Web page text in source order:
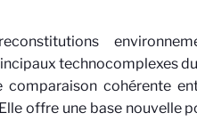
technocomplexes du
comparaison cohérente
offre une base nouvelle